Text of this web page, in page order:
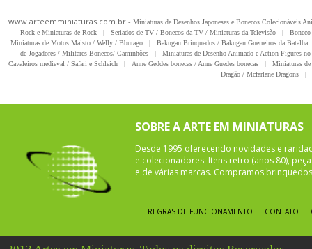
www.arteemminiaturas.com.br - Miniaturas de Desenhos Japoneses e Bonecos Colecionáveis
Rock e Miniaturas de Rock
| Seriados de TV / Bonecos da TV / Miniaturas da Televisão |
Miniaturas de Motos Maisto / Welly / Bburago
| Bakugan Brinquedos / Bakugan Guerreiros da Batalha
de Jogadores / Militares Bonecos/ Caminhões
|
Miniaturas de Desenho Animado e Action Figures
Cavaleiros medieval / Safari e Schleich
| Anne Geddes bonecas / Anne Guedes bonecas |
Miniaturas
Dragão / Mcfarlane Dragons
|
SOBRE A ARTE EM MINIATURAS
Desde 1995 oferecendo novidades e
e colecionadores. Itens retro (anos 80),
e de várias marcas. Compramos
REGRAS DE FUNCIONAMENTO CONTATO